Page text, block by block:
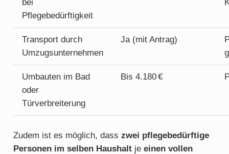
bei
Pflegebedürftigkeit
Transport durch
Umzugsunternehmen
Ja (mit Antrag)
Umbauten im Bad
oder
Türverbreiterung
Bis 4.180 €
Zudem ist es möglich, dass zwei pflegebedürftige
Personen im selben Haushaltje einen vollen